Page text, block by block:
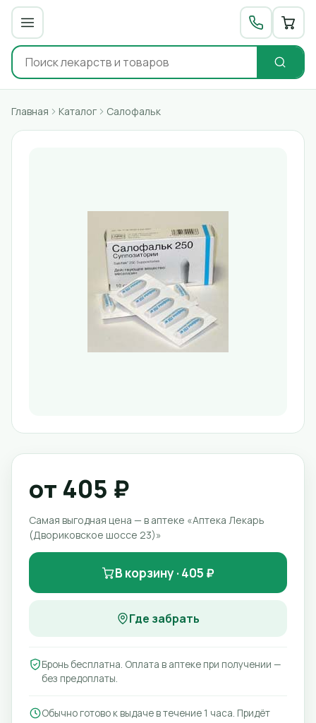
Главная Каталог Салофальк
от 405 ₽
Самая выгодная цена — в аптеке «Аптека Лекарь
(Двориковское шоссе 23)»
В корзину · 405 ₽
Где забрать
Бронь бесплатна. Оплата в аптеке при получении —
без предоплаты.
Обычно готово к выдаче в течение 1 часа. Придёт